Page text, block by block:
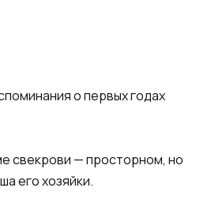
о первых годах
свекрови — просторном, но
его хозяйки.